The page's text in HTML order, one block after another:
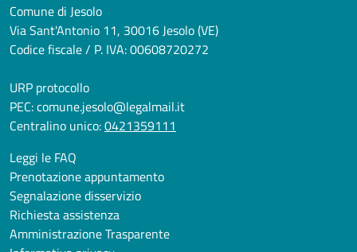
Comune di Jesolo
Via Sant'Antonio 11, 30016 Jesolo (VE)
Codice fiscale / P. IVA: 00608720272
URP protocollo
PEC:comune.jesolo@legalmail.it
Centralino unico:0421359111
Leggi le FAQ
Prenotazione appuntamento
Segnalazione disservizio
Richiesta assistenza
Amministrazione Trasparente